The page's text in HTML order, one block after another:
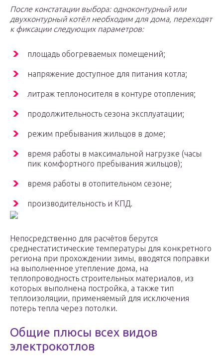
После констатации выбора: одноконтурный или
двухконтурный котёл необходим для дома, переходят
к фиксации следующих параметров:
площадь обогреваемых помещений;
напряжение доступное для питания котла;
литраж теплоносителя в контуре отопления;
продолжительность сезона эксплуатации;
режим пребывания жильцов в доме;
время работы в максимальной нагрузке (часы
пик комфортного пребывания жильцов);
время работы в отопительном сезоне;
производительность и КПД.
Непосредственно для расчётов берутся
среднестатистические температуры для конкретного
региона при прохождении зимы, вводятся поправки
на выполненное утепление дома, на
теплопроводность строительных материалов, из
которых выполнена постройка, а также тип
теплоизоляции, применяемый для исключения
потерь тепла через потолки.
Общие плюсы всех видов
электрокотлов